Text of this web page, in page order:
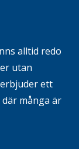
alltid redo
utan
ett
många är